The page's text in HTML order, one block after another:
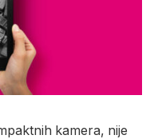
kamera, nije